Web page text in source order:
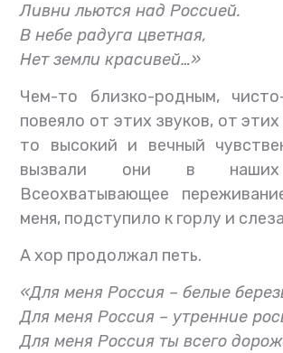
Ливни льются над Россией.
В небе радуга цветная,
Нет земли красивей…»
Чем-то близко-родным,
повеяло от этих звуков, от
то высокий и вечный
вызвали они в наших
Всеохватывающее
меня, подступило к горлу и
А хор продолжал петь.
«Для меня Россия – белые
Для меня Россия – утренние
Для меня Россия ты всего